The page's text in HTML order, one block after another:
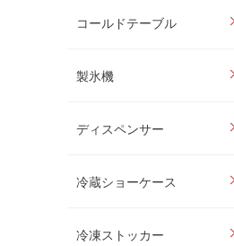
コールドテーブル
製氷機
ディスペンサー
冷蔵ショーケース
冷凍ストッカー